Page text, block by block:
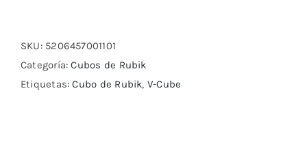
Burguer
cantidad
SKU: 5206457001101
Categoría:Cubos de Rubik
Etiquetas:Cubo de Rubik, V-Cube